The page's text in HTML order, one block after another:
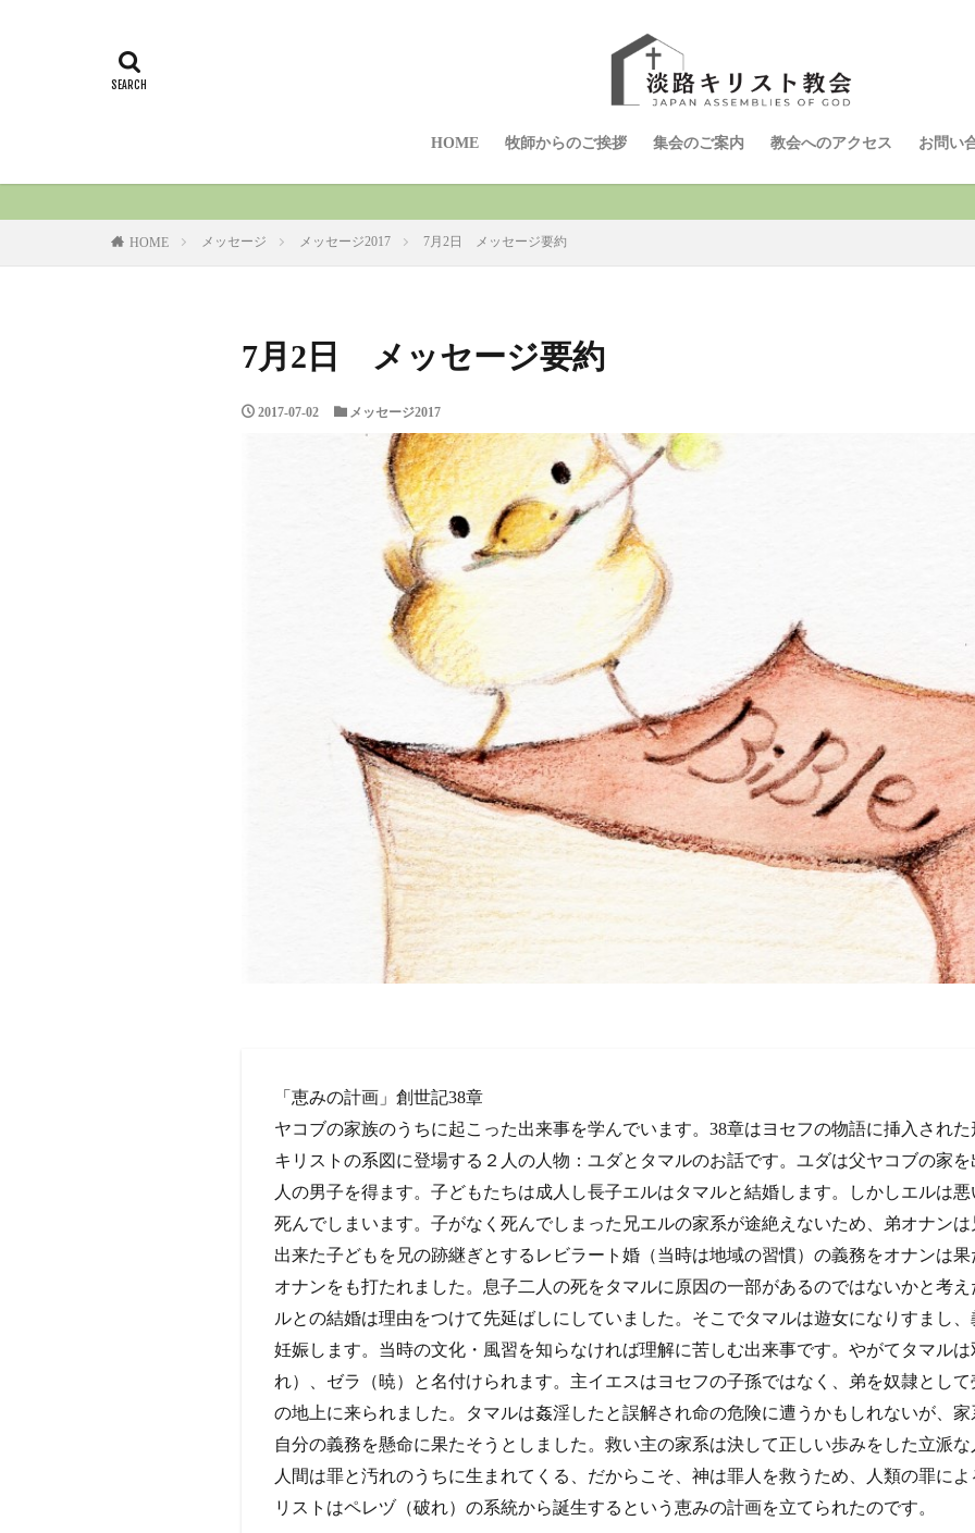
HOME 牧師からのご挨拶 集会のご案内 教会へのアクセス お問い
HOME メッセージ メッセージ2017 7月2日 メッセージ要約
7月2日 メッセージ要約
2017-07-02 メッセージ2017
「恵みの計画」創世記38章
ヤコブの家族のうちに起こった出来事を学んでいます。38章はヨセフの物語に挿入され
キリストの系図に登場する２人の人物：ユダとタマルのお話です。ユダは父ヤコブの家
人の男子を得ます。子どもたちは成人し長子エルはタマルと結婚します。しかしエルは
死んでしまいます。子がなく死んでしまった兄エルの家系が途絶えないため、弟オナン
出来た子どもを兄の跡継ぎとするレビラート婚（当時は地域の習慣）の義務をオナンは
オナンをも打たれました。息子二人の死をタマルに原因の一部があるのではないかと考
ルとの結婚は理由をつけて先延ばしにしていました。そこでタマルは遊女になりすまし
妊娠します。当時の文化・風習を知らなければ理解に苦しむ出来事です。やがてタマル
れ）、ゼラ（暁）と名付けられます。主イエスはヨセフの子孫ではなく、弟を奴隷とし
の地上に来られました。タマルは姦淫したと誤解され命の危険に遭うかもしれないが、
自分の義務を懸命に果たそうとしました。救い主の家系は決して正しい歩みをした立派
人間は罪と汚れのうちに生まれてくる、だからこそ、神は罪人を救うため、人類の罪に
リストはペレヅ（破れ）の系統から誕生するという恵みの計画を立てられたのです。